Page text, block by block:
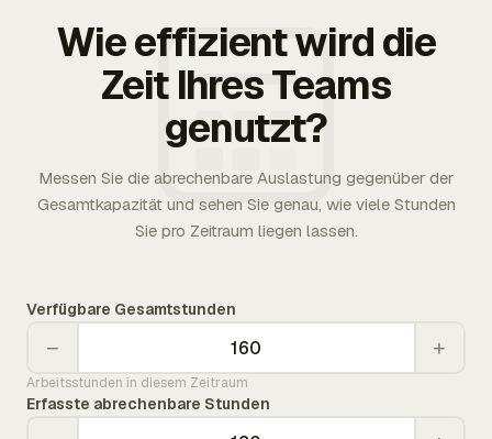
Wie effizient wird die
Zeit Ihres Teams
genutzt?
Messen Sie die abrechenbare Auslastung gegenüber der
Gesamtkapazität und sehen Sie genau, wie viele Stunden
Sie pro Zeitraum liegen lassen.
Verfügbare Gesamtstunden
− +
Arbeitsstunden in diesem Zeitraum
Erfasste abrechenbare Stunden